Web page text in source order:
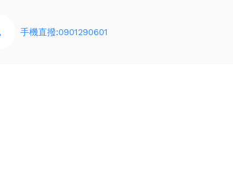
手機直撥:0901290601